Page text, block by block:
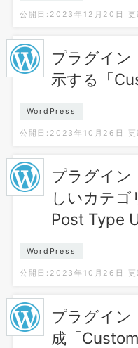
公開日:2023年12月20日
プラグイン
示する「
WordPress
公開日:2023年10月26日
プラグイン
しいカテゴ
Post Type
WordPress
公開日:2023年10月26日
プラグイン
成「